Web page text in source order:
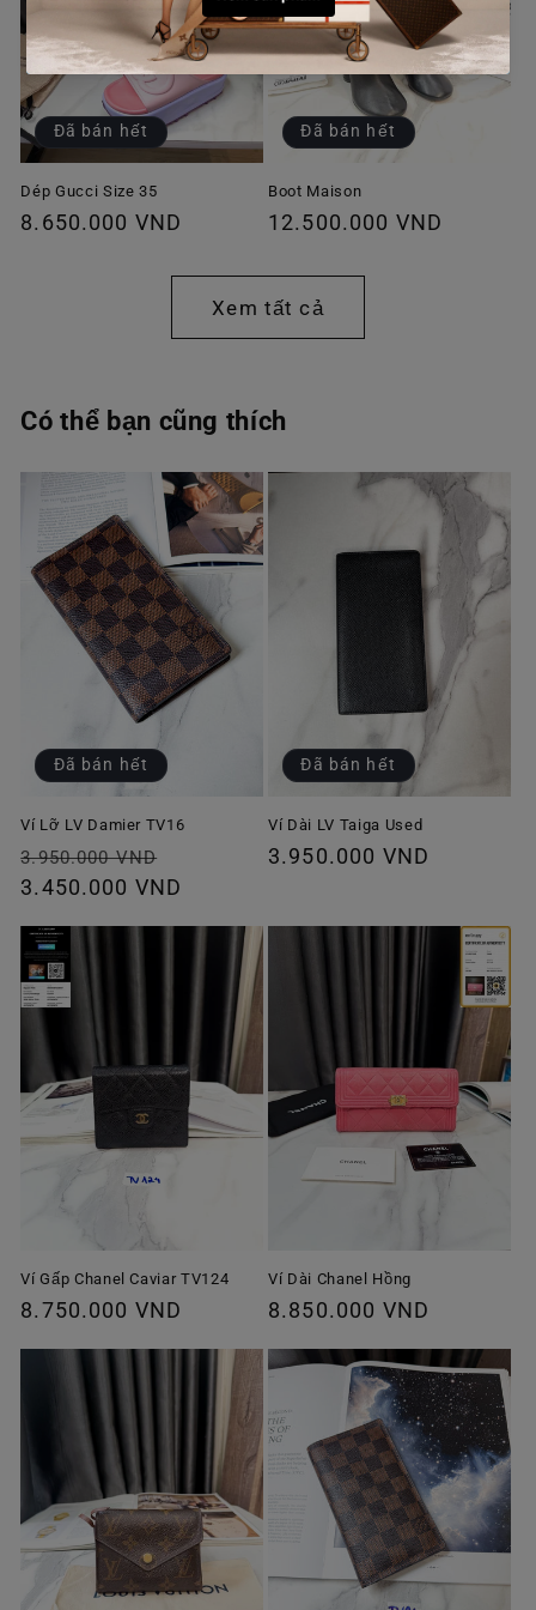
Đã bán hết
Dép Gucci Size 35
Giá
8.650.000 VND
Đã bán hết
Boot Maison
Giá
thường
12.500.000 VND
Xem tất cả
Có thể bạn cũng thích
Đã bán hết
Ví Lỡ LV Damier TV16
Giá
thông
3.950.000 VND
ưu
3.450.000 VND
Đã bán hết
Ví Dài LV Taiga Used
Giá
3.950.000 VND
Ví Gấp Chanel Caviar TV124
Giá
8.750.000 VND
Ví Dài Chanel Hồng
Giá
thường
8.850.000 VND